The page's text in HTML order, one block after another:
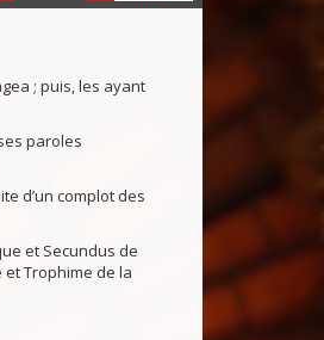
; puis, les ayant
paroles
d’un complot des
et Secundus de
Trophime de la